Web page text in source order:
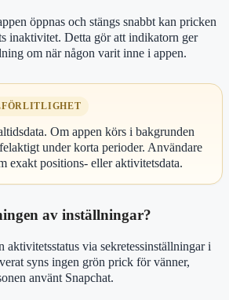
öppnas och stängs snabbt kan pricken
inaktivitet. Detta gör att indikatorn ger
om när någon varit inne i appen.
Om appen körs i bakgrunden
under korta perioder. Användare
exakt positions- eller aktivitetsdata.
av inställningar?
aktivitetsstatus via sekretessinställningar i
syns ingen grön prick för vänner,
använt Snapchat.